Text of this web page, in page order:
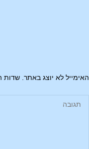
האימייל לא יוצג באתר. שדות